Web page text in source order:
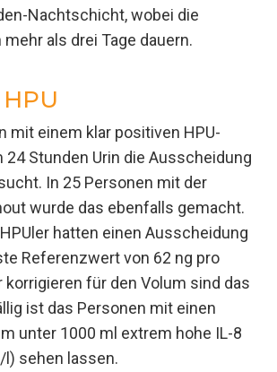
Nachtschicht, wobei die
als drei Tage dauern.
mit einem klar positiven HPU-
24 Stunden Urin die Ausscheidung
In 25 Personen mit der
wurde das ebenfalls gemacht.
hatten einen Ausscheidung
Referenzwert von 62 ng pro
korrigieren für den Volum sind das
ist das Personen mit einen
unter 1000 ml extrem hohe IL-8
sehen lassen.